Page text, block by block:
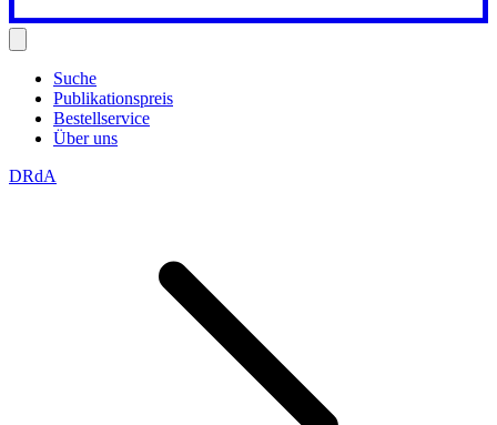
Suche
Publikationspreis
Bestellservice
Über uns
DRdA